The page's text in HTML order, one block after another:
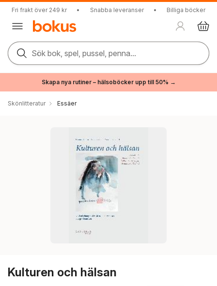
Fri frakt över 249 kr • Snabba leveranser • Billiga böcker
Sök bok, spel, pussel, penna...
Skapa nya rutiner – hälsoböcker upp till 50% →
Skönlitteratur Essäer
Kulturen och hälsan